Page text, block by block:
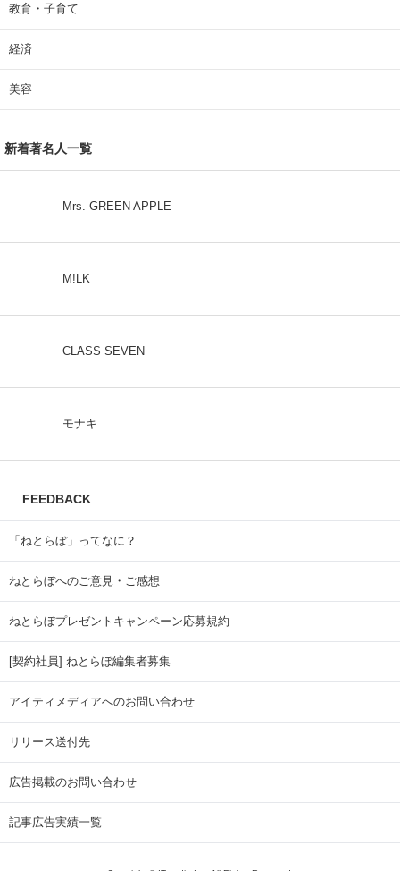
教育・子育て
経済
美容
新着著名人一覧
Mrs. GREEN APPLE
M!LK
CLASS SEVEN
モナキ
FEEDBACK
「ねとらぼ」ってなに？
ねとらぼへのご意見・ご感想
ねとらぼプレゼントキャンペーン応募規約
[契約社員] ねとらぼ編集者募集
アイティメディアへのお問い合わせ
リリース送付先
広告掲載のお問い合わせ
記事広告実績一覧